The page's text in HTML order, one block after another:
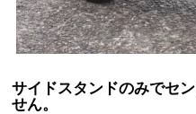
サイドスタンドのみでセ
せん。